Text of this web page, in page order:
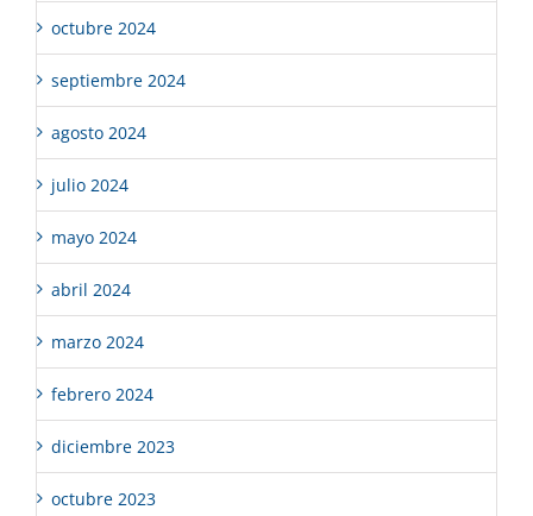
octubre 2024
septiembre 2024
agosto 2024
julio 2024
mayo 2024
abril 2024
marzo 2024
febrero 2024
diciembre 2023
octubre 2023